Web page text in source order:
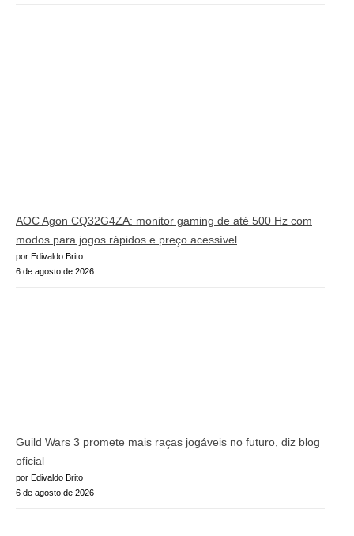
AOC Agon CQ32G4ZA: monitor gaming de até 500 Hz com
modos para jogos rápidos e preço acessível
por Edivaldo Brito
6 de agosto de 2026
Guild Wars 3 promete mais raças jogáveis no futuro, diz blog
oficial
por Edivaldo Brito
6 de agosto de 2026